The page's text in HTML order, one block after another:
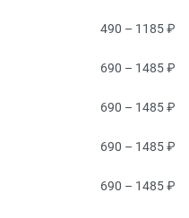
490 – 1185₽
690 – 1485₽
690 – 1485₽
690 – 1485₽
690 – 1485₽